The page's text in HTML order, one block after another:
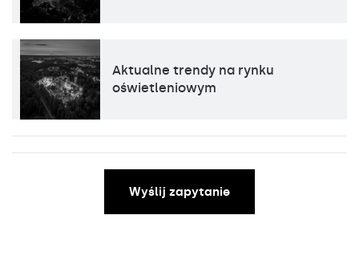
Aktualne trendy na rynku
oświetleniowym
Wyślij zapytanie